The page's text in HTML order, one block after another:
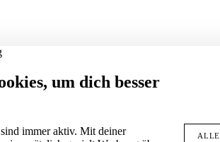
um dich besser
immer aktiv. Mit deiner